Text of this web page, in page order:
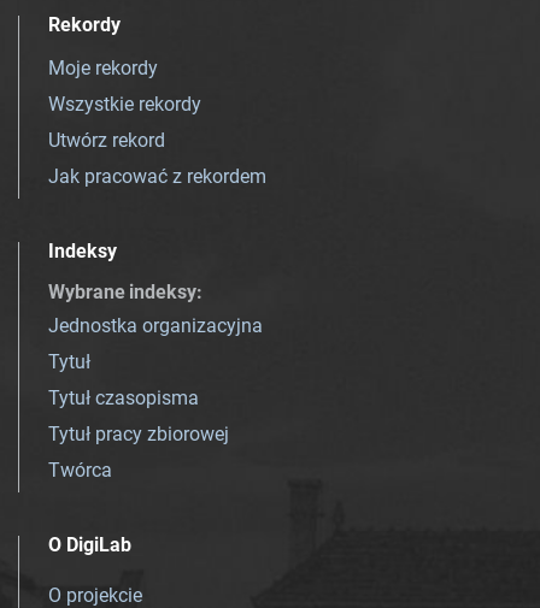
Rekordy
Moje rekordy
Wszystkie rekordy
Utwórz rekord
Jak pracować z rekordem
Indeksy
Wybrane indeksy:
Jednostka organizacyjna
Tytuł
Tytuł czasopisma
Tytuł pracy zbiorowej
Twórca
O DigiLab
O projekcie